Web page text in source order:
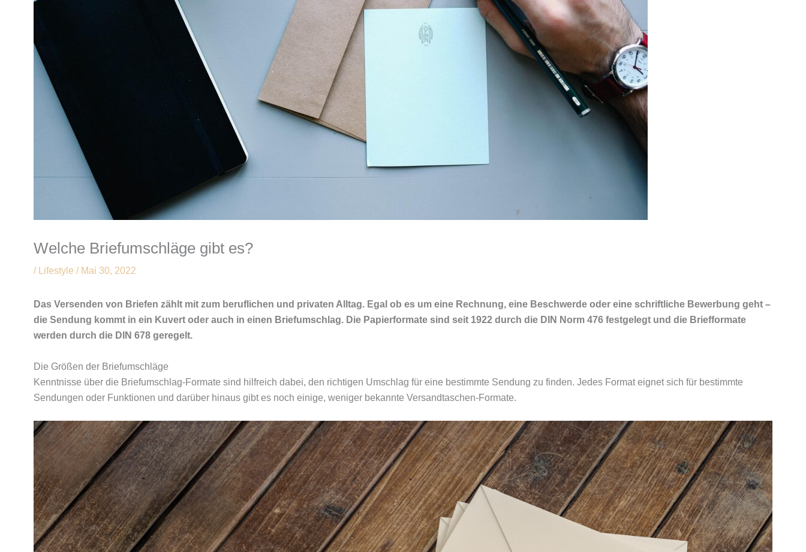
Welche Briefumschläge gibt es?
/ Lifestyle / Mai 30, 2022
Das Versenden von Briefen zählt mit zum beruflichen und privaten Alltag. Egal ob es um eine Rechnung, eine Beschwerde oder eine schriftliche Bewerbung geht –
die Sendung kommt in ein Kuvert oder auch in einen Briefumschlag. Die Papierformate sind seit 1922 durch die DIN Norm 476 festgelegt und die Briefformate
werden durch die DIN 678 geregelt.
Die Größen der Briefumschläge
Kenntnisse über die Briefumschlag-Formate sind hilfreich dabei, den richtigen Umschlag für eine bestimmte Sendung zu finden. Jedes Format eignet sich für bestimmte
Sendungen oder Funktionen und darüber hinaus gibt es noch einige, weniger bekannte Versandtaschen-Formate.